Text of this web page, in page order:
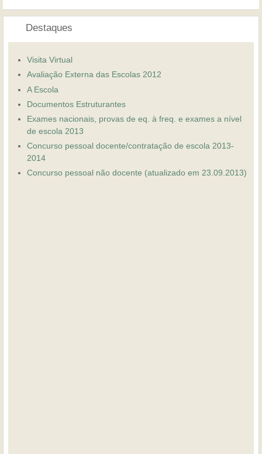
Destaques
Visita Virtual
Avaliação Externa das Escolas 2012
A Escola
Documentos Estruturantes
Exames nacionais, provas de eq. à freq. e exames a nível
de escola 2013
Concurso pessoal docente/contratação de escola 2013-
2014
Concurso pessoal não docente (atualizado em 23.09.2013)